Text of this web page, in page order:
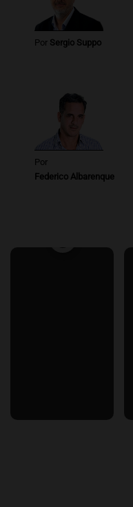
Por Sergio Suppo
Por
Federico Albarenque